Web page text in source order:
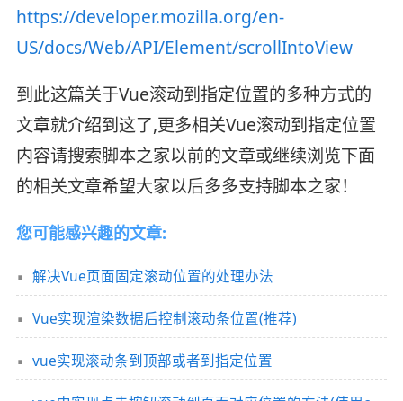
https://developer.mozilla.org/en-
US/docs/Web/API/Element/scrollIntoView
到此这篇关于Vue滚动到指定位置的多种方式的
文章就介绍到这了,更多相关Vue滚动到指定位置
内容请搜索脚本之家以前的文章或继续浏览下面
的相关文章希望大家以后多多支持脚本之家！
您可能感兴趣的文章:
解决Vue页面固定滚动位置的处理办法
Vue实现渲染数据后控制滚动条位置(推荐)
vue实现滚动条到顶部或者到指定位置